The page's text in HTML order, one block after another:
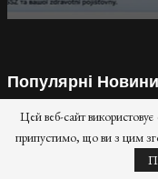
Популярні Новини
В
Цей веб-сайт
припустимо, що ви з цим